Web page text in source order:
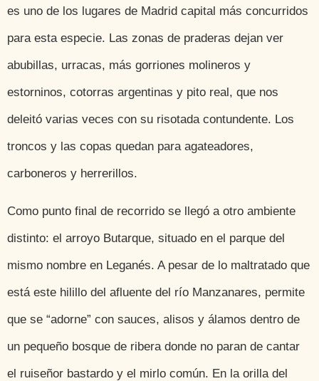
es uno de los lugares de Madrid capital más concurridos
para esta especie. Las zonas de praderas dejan ver
abubillas, urracas, más gorriones molineros y
estorninos, cotorras argentinas y pito real, que nos
deleitó varias veces con su risotada contundente. Los
troncos y las copas quedan para agateadores,
carboneros y herrerillos.
Como punto final de recorrido se llegó a otro ambiente
distinto: el arroyo Butarque, situado en el parque del
mismo nombre en Leganés. A pesar de lo maltratado que
está este hilillo del afluente del río Manzanares, permite
que se “adorne” con sauces, alisos y álamos dentro de
un pequeño bosque de ribera donde no paran de cantar
el ruiseñor bastardo y el mirlo común. En la orilla del